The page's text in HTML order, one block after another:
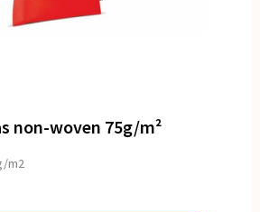
non-woven 75g/m²
m2